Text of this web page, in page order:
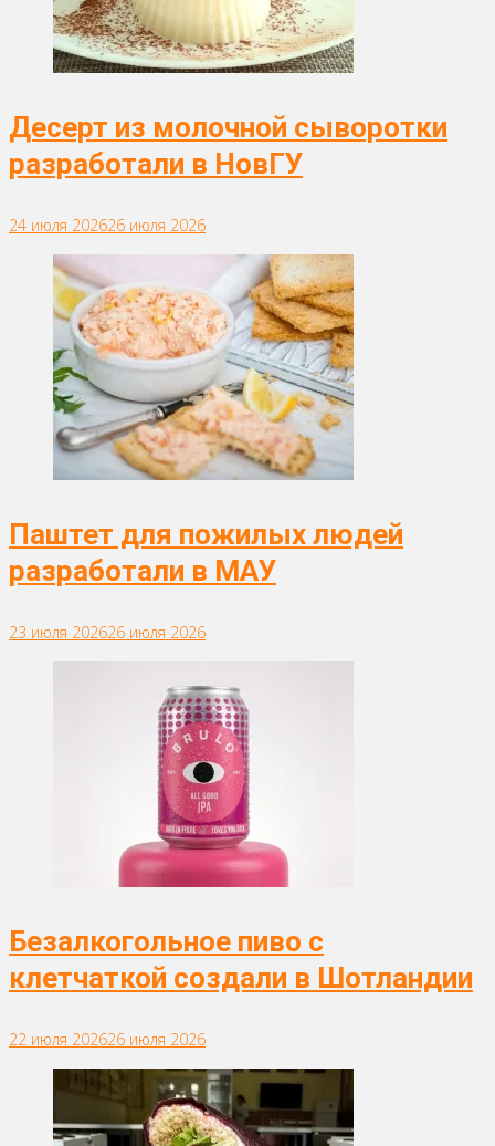
Десерт из молочной сыворотки
разработали в НовГУ
24 июля 202626 июля 2026
Паштет для пожилых людей
разработали в МАУ
23 июля 202626 июля 2026
Безалкогольное пиво с
клетчаткой создали в Шотландии
22 июля 202626 июля 2026